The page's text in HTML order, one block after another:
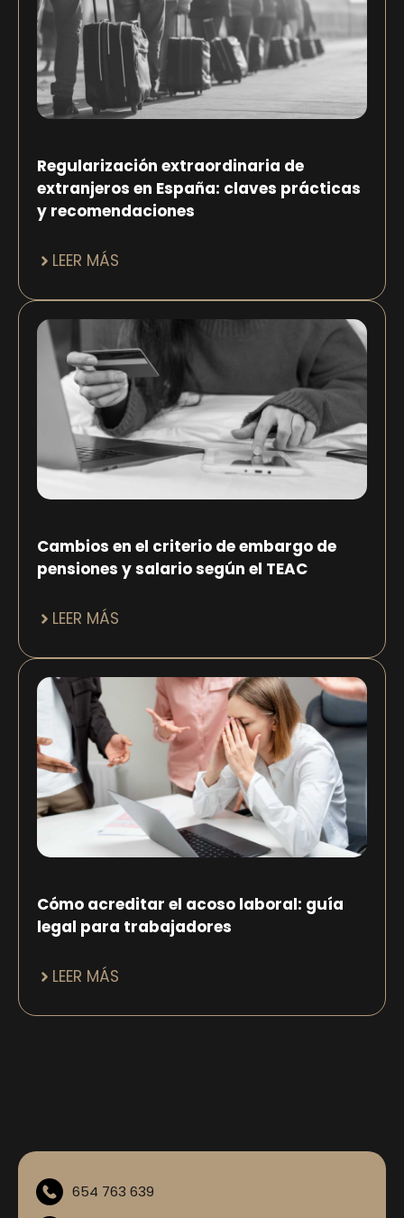
Regularización extraordinaria de
extranjeros en España: claves prácticas
y recomendaciones
LEER MÁS
Cambios en el criterio de embargo de
pensiones y salario según el TEAC
LEER MÁS
Cómo acreditar el acoso laboral: guía
legal para trabajadores
LEER MÁS
654 763 639